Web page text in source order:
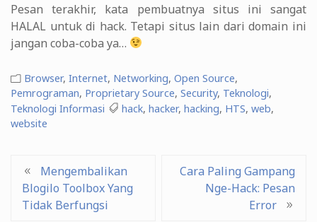
Pesan terakhir, kata pembuatnya situs ini sangat
HALAL untuk di hack. Tetapi situs lain dari domain ini
jangan coba-coba ya…
Browser, Internet, Networking, Open Source,
Pemrograman, Proprietary Source, Security, Teknologi,
Teknologi Informasi
hack, hacker, hacking, HTS, web,
website
Post
navigation
Mengembalikan
Blogilo Toolbox Yang
Tidak Berfungsi
Cara Paling Gampang
Nge-Hack: Pesan
Error